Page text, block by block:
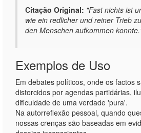
Citação Original: "Fast nichts ist
wie ein redlicher und reiner Trieb
den Menschen aufkommen
Exemplos de Uso
Em debates políticos, onde os factos
distorcidos por agendas partidárias,
dificuldade de uma verdade 'pura'.
Na autorreflexão pessoal, quando
nossas crenças são baseadas em